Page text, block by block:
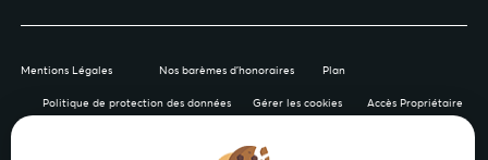
Mentions Légales Nos barèmes d'honoraires Plan
Politique de protection des données Gérer les cookies Accès Propriétaire